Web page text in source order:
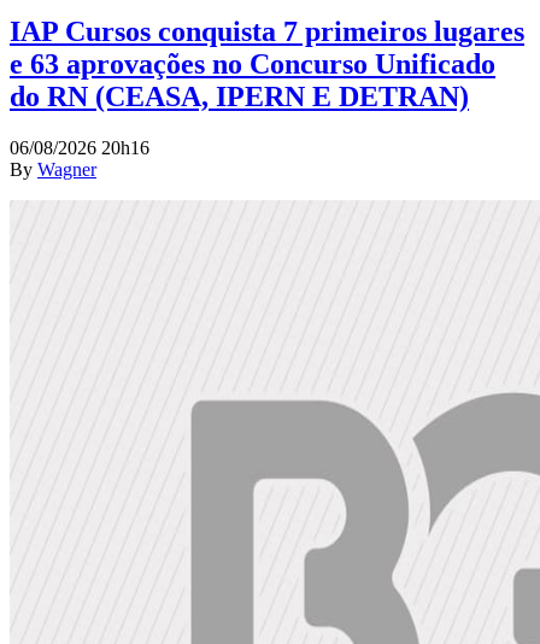
IAP Cursos conquista 7 primeiros lugares
e 63 aprovações no Concurso Unificado
do RN (CEASA, IPERN E DETRAN)
06/08/2026 20h16
By Wagner